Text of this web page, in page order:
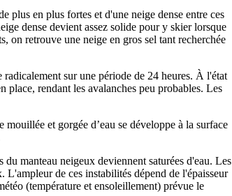
plus en plus fortes et d'une neige dense entre ces
dense devient assez solide pour y skier lorsque
on retrouve une neige en gros sel tant recherchée
sur une période de 24 heures. À l'état
place, rendant les avalanches peu probables. Les
et gorgée d’eau se développe à la surface
du manteau neigeux deviennent saturées d'eau. Les
L'ampleur de ces instabilités dépend de l'épaisseur
(température et ensoleillement) prévue le